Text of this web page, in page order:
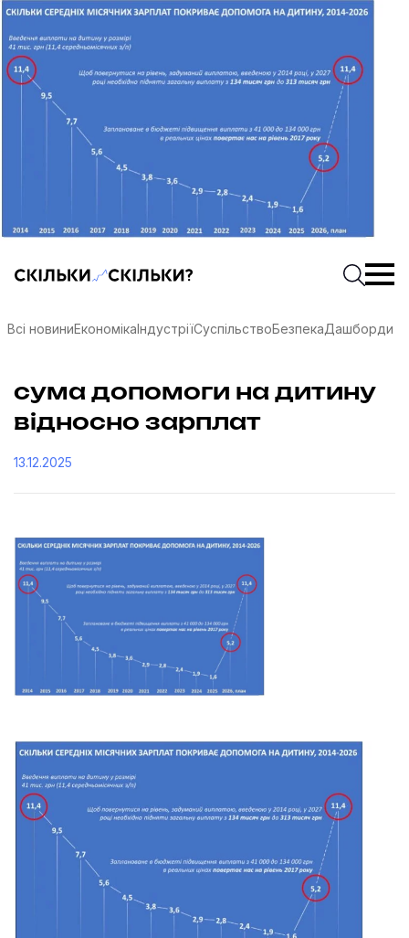
Скільки-скільки? — Медіа про суспільні даніПочати
Всі новиниЕкономікаІндустріїСуспільствоБезпекаДашборди
сума допомоги на дитину
відносно зарплат
13.12.2025